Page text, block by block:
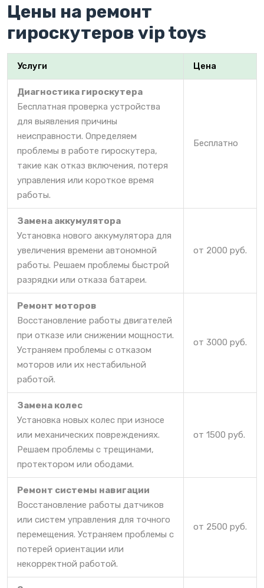
Цены на ремонт
гироскутеров vip toys
Услуги Цена
Диагностика гироскутера
Бесплатная проверка устройства
для выявления причины
неисправности. Определяем
проблемы в работе гироскутера,
такие как отказ включения, потеря
управления или короткое время
работы.
Бесплатно
Замена аккумулятора
Установка нового аккумулятора для
увеличения времени автономной
работы. Решаем проблемы быстрой
разрядки или отказа батареи.
от 2000 руб.
Ремонт моторов
Восстановление работы двигателей
при отказе или снижении мощности.
Устраняем проблемы с отказом
моторов или их нестабильной
работой.
от 3000 руб.
Замена колес
Установка новых колес при износе
или механических повреждениях.
Решаем проблемы с трещинами,
протектором или ободами.
от 1500 руб.
Ремонт системы навигации
Восстановление работы датчиков
или систем управления для точного
перемещения. Устраняем проблемы с
потерей ориентации или
некорректной работой.
от 2500 руб.